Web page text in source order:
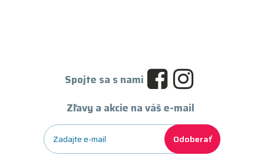
Spojte sa s nami
Zľavy a akcie na váš e-mail
Odoberať